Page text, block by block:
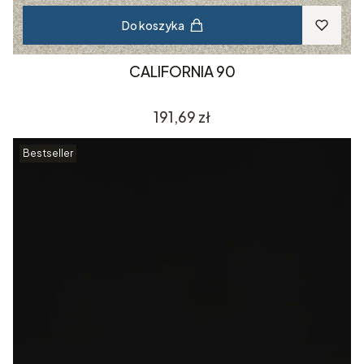
Do koszyka
CALIFORNIA 90
Cena
191,69 zł
Bestseller